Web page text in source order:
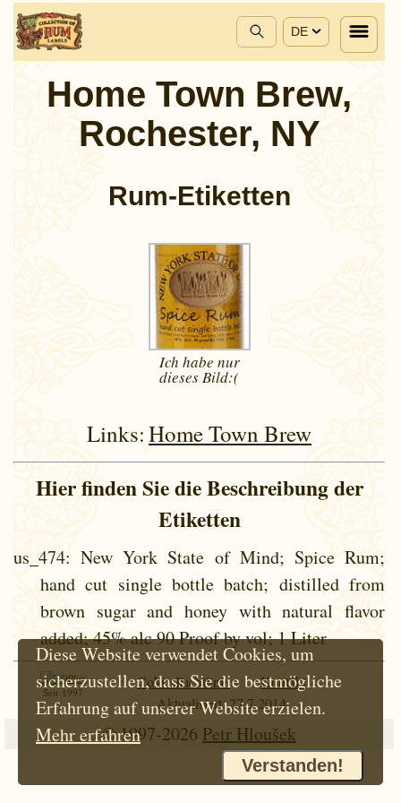
DE
Home Town Brew,
Rochester, NY
Rum-Etiketten
Ich habe nur
diesesBild:(
Links:Home Town Brew
Hier finden Sie die Beschreibung der
Etiketten
us_474: New York State of Mind; Spice Rum;
hand cut single bottle batch; distilled from
brown sugar and honey with natural flavor
added; 45% alc 90 Proof by vol; 1 Liter
Seit 1997
Cokie-Richtlinie
Kontakt
Aktualisiert: 27.7.2014
© 1997-2026 Petr Hloušek
Diese Website verwendet Cookies, um
sicherzustellen, dass Sie die bestmögliche
Erfahrung auf unserer Website erzielen.
Mehr erfahren
Verstanden!